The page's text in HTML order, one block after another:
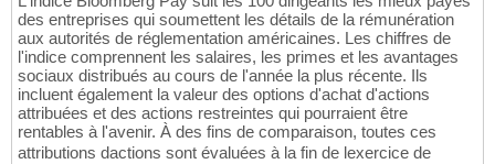
des entreprises qui soumettent les détails de la rémunération
aux autorités de réglementation américaines. Les chiffres de
l'indice comprennent les salaires, les primes et les avantages
sociaux distribués au cours de l'année la plus récente. Ils
incluent également la valeur des options d'achat d'actions
attribuées et des actions restreintes qui pourraient être
rentables à l'avenir. À des fins de comparaison, toutes ces
attributions dactions sont évaluées à la fin de lexercice de